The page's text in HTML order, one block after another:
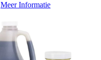
Meer Informatie